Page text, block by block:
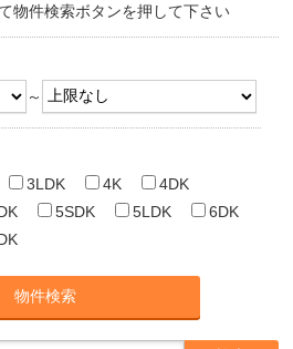
物件検索ボタンを押して下さい
～
3LDK 4K
4DK
5SDK 5LDK
6DK